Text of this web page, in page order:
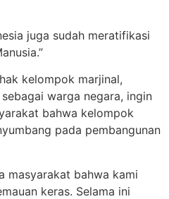
juga sudah meratifikasi
kelompok marjinal,
warga negara, ingin
bahwa kelompok
pada pembangunan
masyarakat bahwa kami
keras. Selama ini